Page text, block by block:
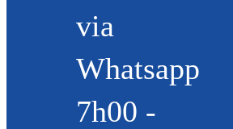
via
Whatsapp
7h00 -